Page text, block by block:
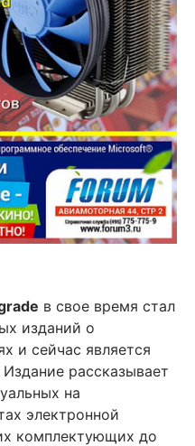
в свое время стал
изданий о
и сейчас является
рассказывает
на
электронной
комплектующих до